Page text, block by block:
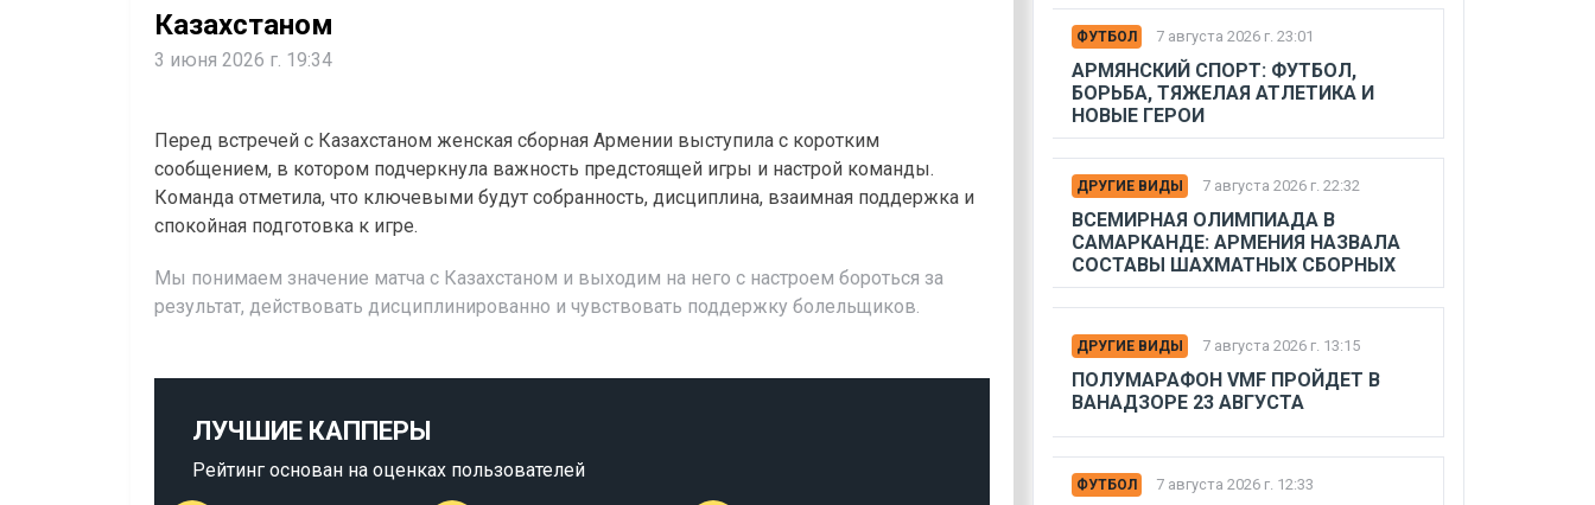
Казахстаном
3 июня 2026 г. 19:34
Перед встречей с Казахстаном женская сборная Армении выступила с коротким
сообщением, в котором подчеркнула важность предстоящей игры и настрой команды.
Команда отметила, что ключевыми будут собранность, дисциплина, взаимная поддержка и
спокойная подготовка к игре.
Мы понимаем значение матча с Казахстаном и выходим на него с настроем бороться за
результат, действовать дисциплинированно и чувствовать поддержку болельщиков.
ЛУЧШИЕ КАППЕРЫ
Рейтинг основан на оценках пользователей
ФУТБОЛ 7 августа 2026 г. 23:01
АРМЯНСКИЙ СПОРТ: ФУТБОЛ,
БОРЬБА, ТЯЖЕЛАЯ АТЛЕТИКА И
НОВЫЕ ГЕРОИ
ДРУГИЕ ВИДЫ 7 августа 2026 г. 22:32
ВСЕМИРНАЯ ОЛИМПИАДА В
САМАРКАНДЕ: АРМЕНИЯ НАЗВАЛА
СОСТАВЫ ШАХМАТНЫХ СБОРНЫХ
ДРУГИЕ ВИДЫ 7 августа 2026 г. 13:15
ПОЛУМАРАФОН VMF ПРОЙДЕТ В
ВАНАДЗОРЕ 23 АВГУСТА
ФУТБОЛ 7 августа 2026 г. 12:33